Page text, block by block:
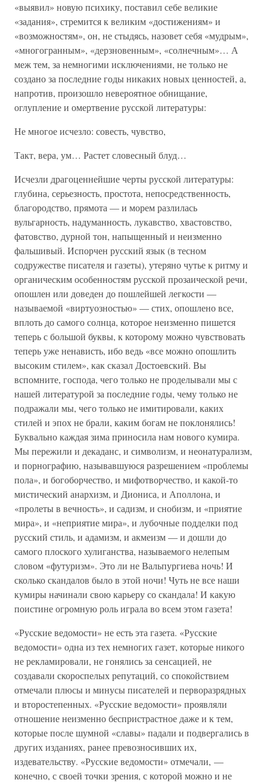
«выявил» новую психику, поставил себе великие
«задания», стремится к великим «достижениям» и
«возможностям», он, не стыдясь, назовет себя «мудрым»,
«многогранным», «дерзновенным», «солнечным»… А
меж тем, за немногими исключениями, не только не
создано за последние годы никаких новых ценностей, а,
напротив, произошло невероятное обнищание,
оглупление и омертвение русской литературы:
Не многое исчезло: совесть, чувство,
Такт, вера, ум… Растет словесный блуд…
Исчезли драгоценнейшие черты русской литературы:
глубина, серьезность, простота, непосредственность,
благородство, прямота — и морем разлилась
вульгарность, надуманность, лукавство, хвастовство,
фатовство, дурной тон, напыщенный и неизменно
фальшивый. Испорчен русский язык (в тесном
содружестве писателя и газеты), утеряно чутье к ритму и
органическим особенностям русской прозаической речи,
опошлен или доведен до пошлейшей легкости —
называемой «виртуозностью» — стих, опошлено все,
вплоть до самого солнца, которое неизменно пишется
теперь с большой буквы, к которому можно чувствовать
теперь уже ненависть, ибо ведь «все можно опошлить
высоким стилем», как сказал Достоевский. Вы
вспомните, господа, чего только не проделывали мы с
нашей литературой за последние годы, чему только не
подражали мы, чего только не имитировали, каких
стилей и эпох не брали, каким богам не поклонялись!
Буквально каждая зима приносила нам нового кумира.
Мы пережили и декаданс, и символизм, и неонатурализм,
и порнографию, называвшуюся разрешением «проблемы
пола», и богоборчество, и мифотворчество, и какой-то
мистический анархизм, и Диониса, и Аполлона, и
«пролеты в вечность», и садизм, и снобизм, и «приятие
мира», и «неприятие мира», и лубочные подделки под
русский стиль, и адамизм, и акмеизм — и дошли до
самого плоского хулиганства, называемого нелепым
словом «футуризм». Это ли не Вальпургиева ночь! И
сколько скандалов было в этой ночи! Чуть не все наши
кумиры начинали свою карьеру со скандала! И какую
поистине огромную роль играла во всем этом газета!
«Русские ведомости» не есть эта газета. «Русские
ведомости» одна из тех немногих газет, которые никого
не рекламировали, не гонялись за сенсацией, не
создавали скороспелых репутаций, со спокойствием
отмечали плюсы и минусы писателей и перворазрядных
и второстепенных. «Русские ведомости» проявляли
отношение неизменно беспристрастное даже и к тем,
которые после шумной «славы» падали и подвергались в
других изданиях, ранее превозносивших их,
издевательству. «Русские ведомости» отмечали, —
конечно, с своей точки зрения, с которой можно и не